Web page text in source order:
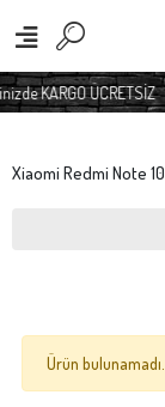
KARGO ÜCRETSİZ
Xiaomi Redmi Note
Ürün bulunamadı.